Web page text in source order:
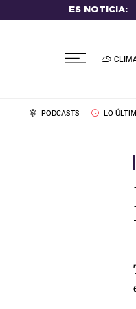
ES NOTICIA:
PODCASTS LO